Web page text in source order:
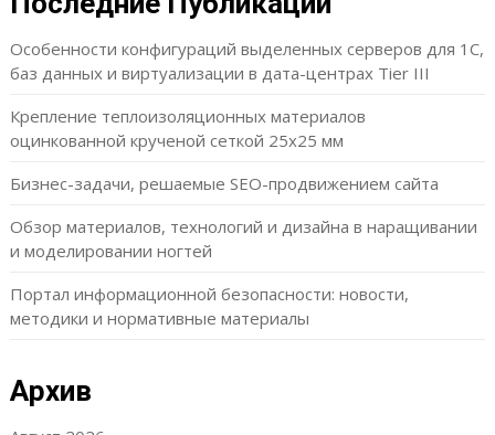
Особенности конфигураций выделенных серверов для 1С,
баз данных и виртуализации в дата-центрах Tier III
Крепление теплоизоляционных материалов
оцинкованной крученой сеткой 25х25 мм
Бизнес-задачи, решаемые SEO-продвижением сайта
Обзор материалов, технологий и дизайна в наращивании
и моделировании ногтей
Портал информационной безопасности: новости,
методики и нормативные материалы
Архив